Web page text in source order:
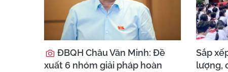
ĐBQH Châu Văn Minh: Đề
xuất 6 nhóm giải pháp hoàn
Sắp
lượng,